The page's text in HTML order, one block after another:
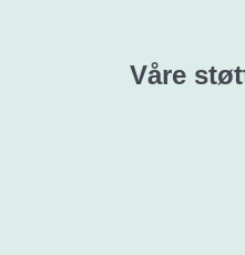
Våre